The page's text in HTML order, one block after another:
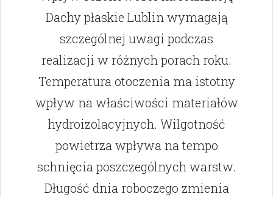
Dachy płaskie Lublin wymagają
szczególnej uwagi podczas
realizacji w różnych porach roku.
Temperatura otoczenia ma istotny
wpływ na właściwości materiałów
hydroizolacyjnych. Wilgotność
powietrza wpływa na tempo
schnięcia poszczególnych warstw.
Długość dnia roboczego zmienia